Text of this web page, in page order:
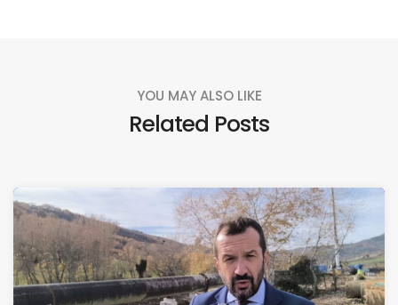
YOU MAY ALSO LIKE
Related Posts